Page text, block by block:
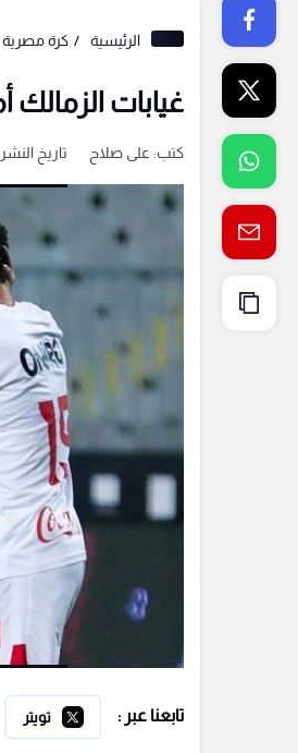
الرئيسية كرة مصرية
غيابات الزمالك
كتب: على صلاح تاريخ النشر: 09/05/
تابعنا عبر : تويتر